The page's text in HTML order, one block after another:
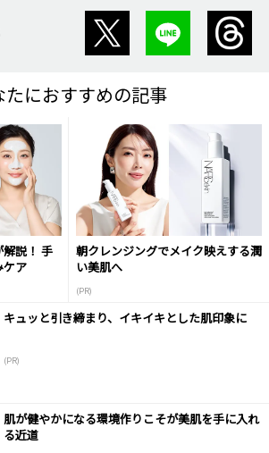
たにおすすめの記事
説！ 手
ケア
朝クレンジングでメイク映えする潤
い美肌へ
(PR)
キュッと引き締まり、イキイキとした肌印象に
(PR)
肌が健やかになる環境作りこそが美肌を手に入れ
る近道